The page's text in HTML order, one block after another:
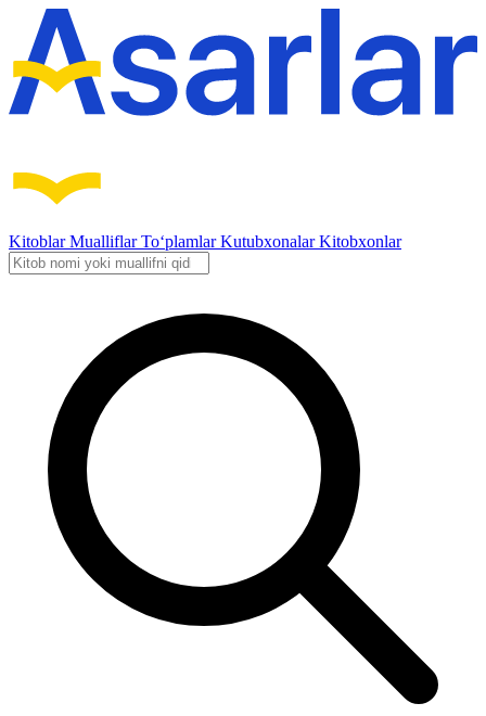
KitoblarMualliflarTo‘plamlarKutubxonalarKitobxonlar